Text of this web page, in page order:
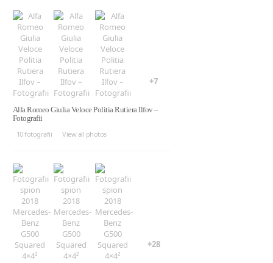
+7
Alfa Romeo Giulia Veloce Politia Rutiera Ilfov –
Fotografii
10 fotografii
View all photos
+28